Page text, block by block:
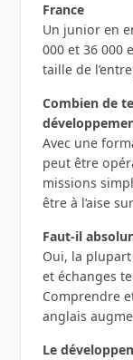
France
Un junior en
000 et 36 000
taille de
Combien de
Avec une
peut être
missions
être à l’aise
Faut‑il
Oui, la
et échanges
Comprendre
anglais
Le